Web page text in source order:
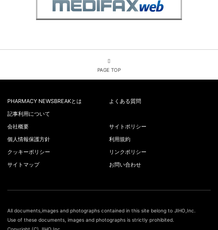
PAGE TOP
PHARMACY NEWSBREAKとは
よくある質問
記事利用について
会社概要
サイトポリシー
個人情報保護方針
利用規約
クッキーポリシー
リンクポリシー
サイトマップ
お問い合わせ
All documents,images and photographs contained in this site belong to JIHO,Inc.
Use of these documents, images and photographs is strictly prohibited.